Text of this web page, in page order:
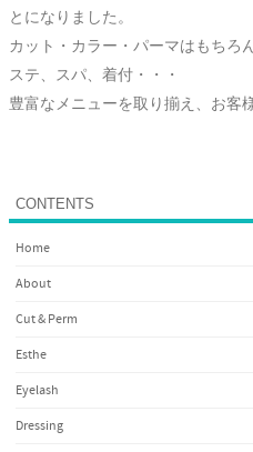
とになりました。
カット・カラー・パーマはもちろ
ステ、スパ、着付・・・
豊富なメニューを取り揃え、お客
CONTENTS
Home
About
Cut & Perm
Esthe
Eyelash
Dressing